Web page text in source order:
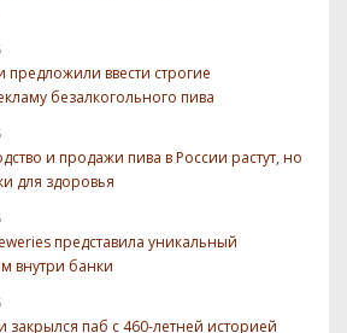
предложили ввести строгие
безалкогольного пива
и продажи пива в России растут, но
для здоровья
представила уникальный
внутри банки
закрылся паб с 460-летней историей